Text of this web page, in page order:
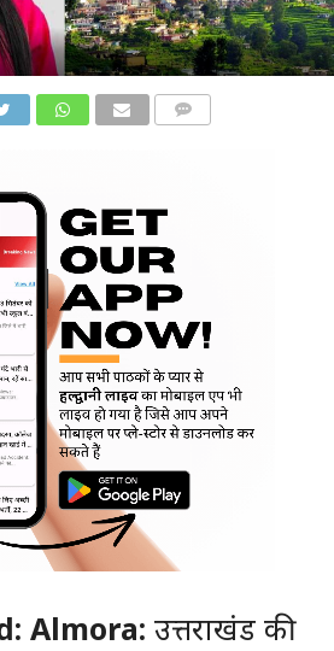
Almora: उत्तराखंड की